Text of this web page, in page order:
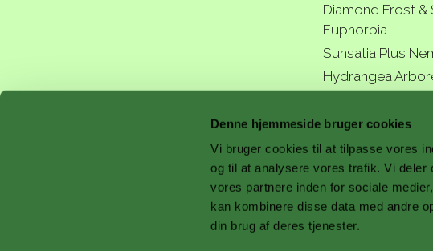
Denne hjemmeside bruger cookies
Vi bruger cookies til at tilpasse vores
og til at analysere vores trafik. Vi
vores partnere inden for sociale
kan kombinere disse data med andre
din brug af deres tjenester.
Diamond Frost &
Euphorbia
Sunsatia Plus
Hydrangea
a